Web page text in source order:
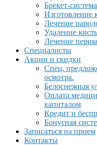
Брекет-система
Изготовление
Лечение
Удаление
Лечение
Специалисты
Акции и скидки
Спец.
осмотра.
Белоснежная
Оплата
капиталом
Кредит и
Бонусная
Записаться на прием
Контакты